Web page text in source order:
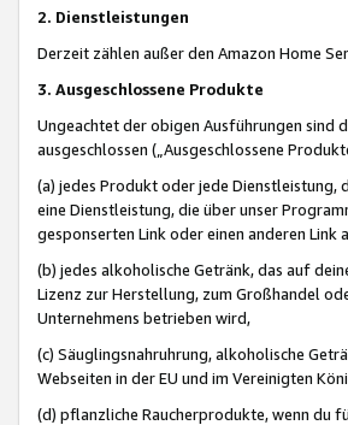
2. Dienstleistungen
Derzeit zählen außer den Amazon Home
3. Ausgeschlossene Produkte
Ungeachtet der obigen Ausführungen
ausgeschlossen („Ausgeschlossene
(a) jedes Produkt oder jede
eine Dienstleistung, die über unser
gesponserten Link oder einen anderen
(b) jedes alkoholische Getränk, das auf
Lizenz zur Herstellung, zum Großhandel
Unternehmens betrieben wird,
(c) Säuglingsnahruhrung, alkoholische
Webseiten in der EU und im Vereinigten
(d) pflanzliche Raucherprodukte, wenn du